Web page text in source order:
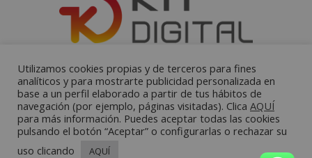
Utilizamos cookies propias y de terceros para fines
analíticos y para mostrarte publicidad personalizada en
base a un perfil elaborado a partir de tus hábitos de
navegación (por ejemplo, páginas visitadas). Clica AQUÍ
para más información. Puedes aceptar todas las cookies
pulsando el botón “Aceptar” o configurarlas o rechazar su
uso clicando
AQUÍ